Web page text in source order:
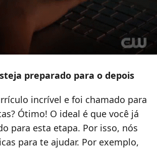
preparado para o depois
incrível e foi chamado para
Ótimo! O ideal é que você já
para esta etapa. Por isso, nós
para te ajudar. Por exemplo,